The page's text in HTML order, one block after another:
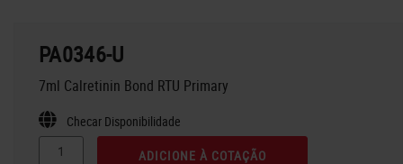
PA0346-U
7ml Calretinin Bond RTU Primary
Checar Disponibilidade
ADICIONE À COTAÇÃO